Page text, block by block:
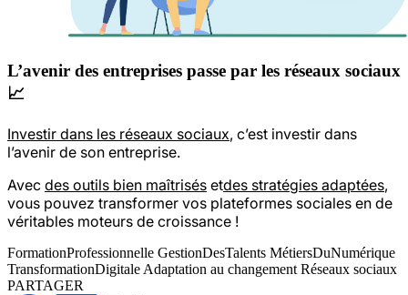
L’avenir des entreprises passe par les réseaux sociaux
📈
Investir dans les réseaux sociaux, c’est investir dans
l’avenir de son entreprise.
Avec des outils bien maîtrisés etdes stratégies adaptées,
vous pouvez transformer vos plateformes sociales en de
véritables moteurs de croissance !
FormationProfessionnelle GestionDesTalents MétiersDuNumérique
TransformationDigitale Adaptation au changement Réseaux sociaux
PARTAGER